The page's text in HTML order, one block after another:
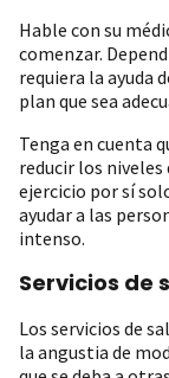
Hable con su
comenzar.
requiera la ayuda
plan que sea
Tenga en cuenta
reducir los niveles
ejercicio por sí
ayudar a las
intenso.
Servicios de
Los servicios de
la angustia de